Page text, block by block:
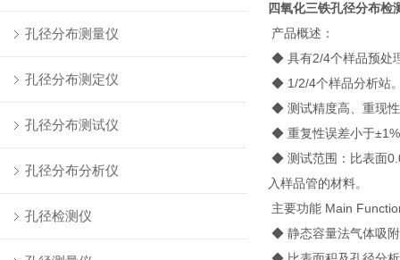
孔径分布测量仪
孔径分布测定仪
孔径分布测试仪
孔径分布分析仪
孔径检测仪
四氧化三铁孔径分布检
产品概述：
◆ 具有2/4个样品预处
◆ 1/2/4个样品分析站
◆ 测试精度高、重现
◆ 重复性误差小于
◆ 测试范围：比表面
入样品管的材料。
主要功能 Main
◆ 静态容量法气体吸